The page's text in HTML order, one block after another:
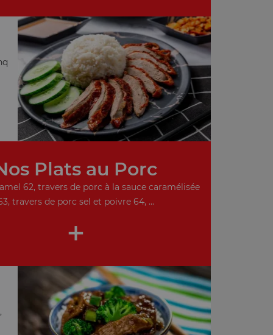
Plats au Porc
62, travers de porc à la sauce caramélisée
travers de porc sel et poivre 64, ...
+